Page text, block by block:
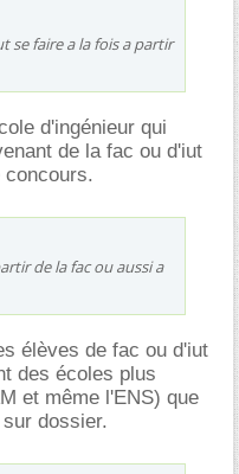
se faire a la fois a partir
d'ingénieur qui
de la fac ou d'iut
concours.
de la fac ou aussi a
élèves de fac ou d'iut
des écoles plus
et même l'ENS) que
dossier.